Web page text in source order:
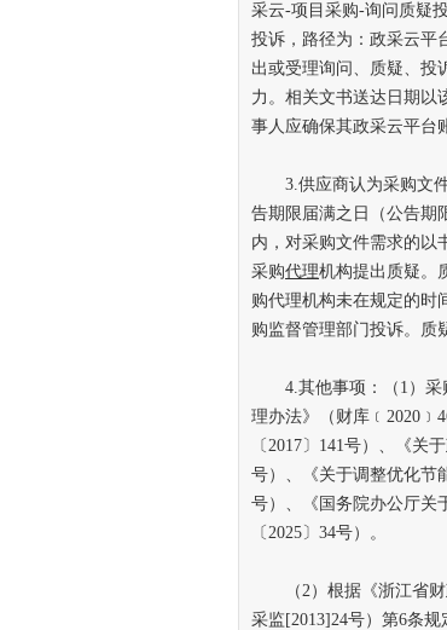
采云-项目采购-询问质疑
投诉，路径为：政采云平
出或受理询问、质疑、投
力。相关文书送达日期以
事人应确保其政采云平台
3.供应商认为采购文件
告期限届满之日（公告期
内，对采购文件需求的以
采购代理机构提出质疑。
购代理机构未在规定的时
购监督管理部门投诉。质
4.其他事项：（1）采
理办法》（财库
〔2017〕141号）、《关
号）、《关于调整优化节
号）、《国务院办公厅关
〔2025〕34号）。
（2）根据《浙江省财
采监[2013]24号）第6条